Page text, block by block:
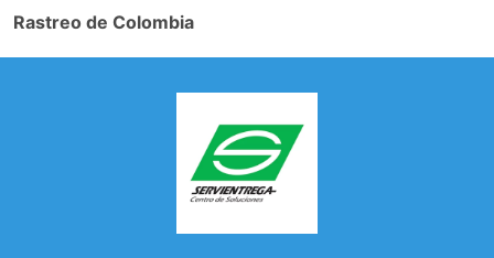
Rastreo de Colombia